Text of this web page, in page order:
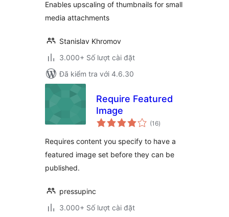
Enables upscaling of thumbnails for small
media attachments
Stanislav Khromov
3.000+ Số lượt cài đặt
Đã kiểm tra với 4.6.30
Require Featured
Image
(16tổng
đánh
)
Requires content you specify to have a
featured image set before they can be
published.
pressupinc
3.000+ Số lượt cài đặt